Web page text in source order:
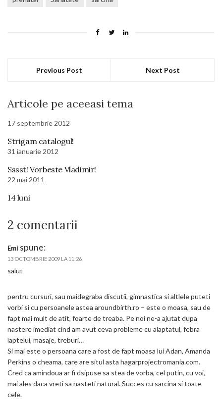
Previous Post Next Post
Articole pe aceeasi tema
17 septembrie 2012
Strigam catalogul!
31 ianuarie 2012
Sssst! Vorbeste Vladimir!
22 mai 2011
14 luni
2 comentarii
Emi spune:
13 OCTOMBRIE 2009 LA 11:26
salut
pentru cursuri, sau maidegraba discutii, gimnastica si altlele puteti
vorbi si cu persoanele astea aroundbirth.ro – este o moasa, sau de
fapt mai mult de atit, foarte de treaba. Pe noi ne-a ajutat dupa
nastere imediat cind am avut ceva probleme cu alaptatul, febra
laptelui, masaje, treburi…
Si mai este o persoana care a fost de fapt moasa lui Adan, Amanda
Perkins o cheama, care are situl asta hagarprojectromania.com.
Cred ca amindoua ar fi dsipuse sa stea de vorba, cel putin, cu voi,
mai ales daca vreti sa nasteti natural. Succes cu sarcina si toate
cele.